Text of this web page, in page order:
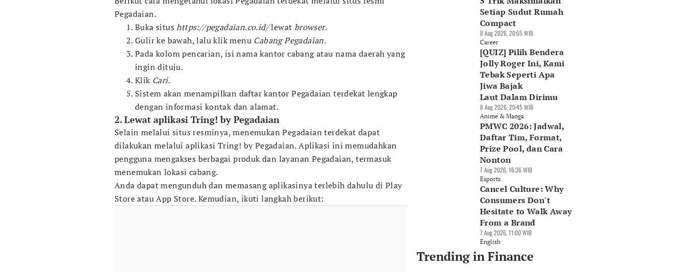
Pegadaian.
Buka situshttps://pegadaian.co.id/lewat browser.
Gulir ke bawah, lalu klik menu Cabang Pegadaian.
Pada kolom pencarian, isi nama kantor cabang atau nama daerah yang
ingin dituju.
Klik Cari.
Sistem akan menampilkan daftar kantor Pegadaian terdekat lengkap
dengan informasi kontak dan alamat.
2. Lewat aplikasi Tring! by Pegadaian
Selain melalui situs resminya, menemukan Pegadaian terdekat dapat
dilakukan melalui aplikasi Tring! by Pegadaian. Aplikasi ini memudahkan
pengguna mengakses berbagai produk dan layanan Pegadaian, termasuk
menemukan lokasi cabang.
Anda dapat mengunduh dan memasang aplikasinya terlebih dahulu di Play
Store atau App Store. Kemudian, ikuti langkah berikut:
Setiap Sudut Rumah
Compact
8 Aug 2026, 20:55 WIB
Career
[QUIZ] Pilih Bendera
Jolly Roger Ini, Kami
Tebak Seperti Apa
Jiwa Bajak
Laut Dalam Dirimu
8 Aug 2026, 20:45 WIB
Anime & Manga
PMWC 2026: Jadwal,
Daftar Tim, Format,
Prize Pool, dan Cara
Nonton
7 Aug 2026, 16:36 WIB
Esports
Cancel Culture: Why
Consumers Don't
Hesitate to Walk Away
From a Brand
7 Aug 2026, 11:00 WIB
English
Trending in Finance